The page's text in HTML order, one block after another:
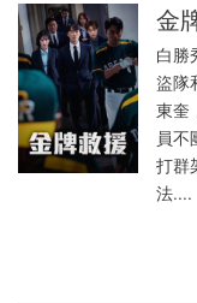
金
白勝
盜隊
東奎
員不
打群
法....